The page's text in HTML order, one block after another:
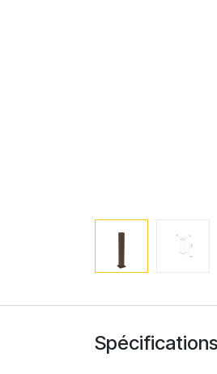
Spécifications